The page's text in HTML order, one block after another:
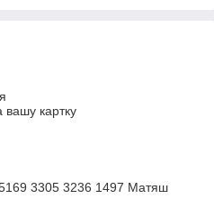
вашу картку
3305 3236 1497 Матяш